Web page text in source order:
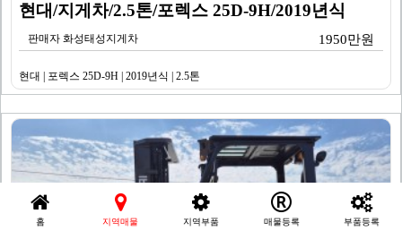
현대/지게차/2.5톤/포렉스 25D-9H/2019년식
판매자 화성태성지게차 1950만원
현대 | 포렉스 25D-9H | 2019년식 | 2.5톤
홈 지역매물 지역부품 매물등록 부품등록